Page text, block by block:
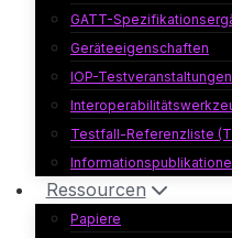
GATT-
Geräteeigenschaften
IOP-Testveranstaltungen
Testfall-Referenzliste
Ressourcen
Papiere